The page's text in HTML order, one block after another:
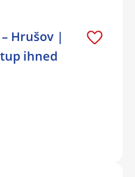
Hrušov |
ihned